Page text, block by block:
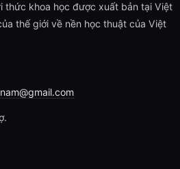
thức khoa học được xuất bản tại Việt
thế giới về nền học thuật của Việt